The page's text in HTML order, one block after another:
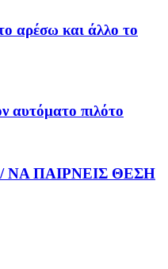
αρέσω και άλλο το
αυτόματο πιλότο
/ ΝΑ ΠΑΙΡΝΕΙΣ ΘΕΣΗ